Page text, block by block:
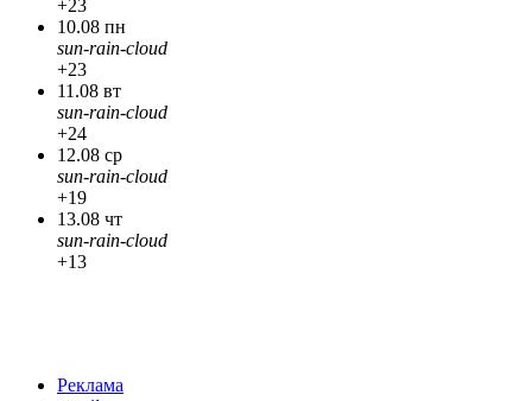
+23
10.08 пн
sun-rain-cloud
+23
11.08 вт
sun-rain-cloud
+24
12.08 ср
sun-rain-cloud
+19
13.08 чт
sun-rain-cloud
+13
Реклама